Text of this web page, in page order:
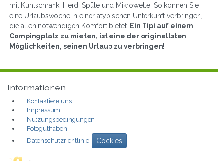
mit Kühlschrank, Herd, Spüle und Mikrowelle. So können Sie
eine Urlaubswoche in einer atypischen Unterkunft verbringen,
die allen notwendigen Komfort bietet.
Ein Tipi auf einem
Campingplatz zu mieten, ist eine der originellsten
Möglichkeiten, seinen Urlaub zu verbringen!
Informationen
Kontaktiere uns
Impressum
Nutzungsbedingungen
Fotoguthaben
Datenschutzrichtlinie
Cookies